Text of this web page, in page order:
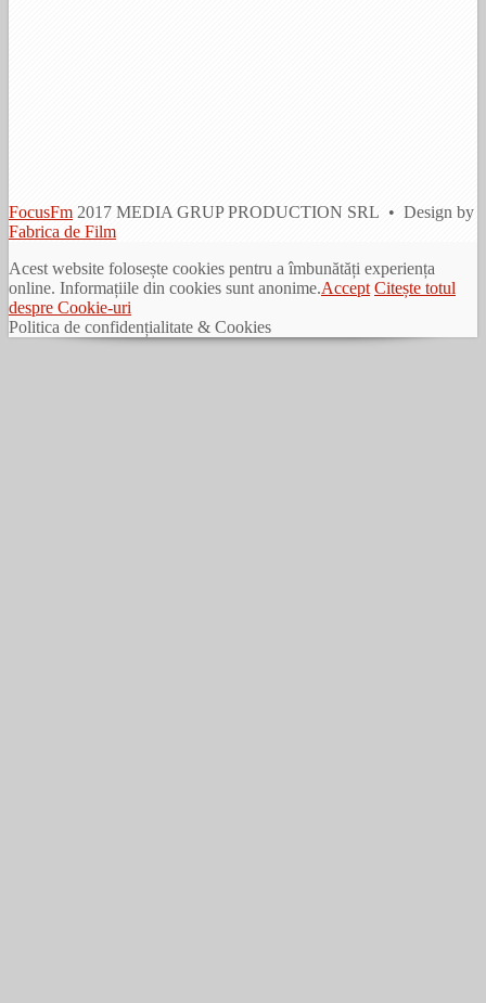
FocusFm 2017 MEDIA GRUP PRODUCTION SRL • Design by
Fabrica de Film
Acest website folosește cookies pentru a îmbunătăți experiența
online. Informațiile din cookies sunt anonime.Accept Citește totul
despre Cookie-uri
Politica de confidențialitate & Cookies